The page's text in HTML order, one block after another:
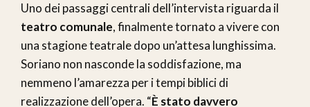
Uno dei passaggi centrali dell’intervista riguarda il
teatro comunale, finalmente tornato a vivere con
una stagione teatrale dopo un’attesa lunghissima.
Soriano non nasconde la soddisfazione, ma
nemmeno l’amarezza per i tempi biblici di
realizzazione dell’opera. “È stato davvero